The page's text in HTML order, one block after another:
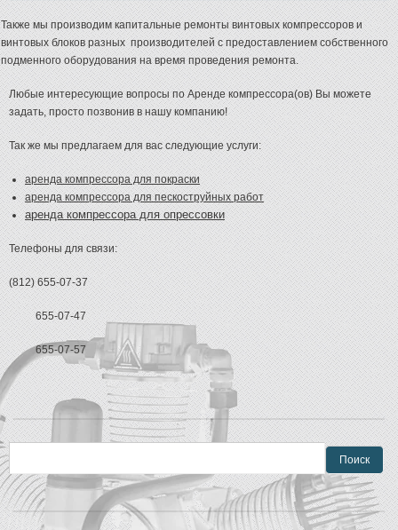
Также мы производим капитальные ремонты винтовых компрессоров и
винтовых блоков разных производителей с предоставлением собственного
подменного оборудования на время проведения ремонта.
Любые интересующие вопросы по Аренде компрессора(ов) Вы можете
задать, просто позвонив в нашу компанию!
Так же мы предлагаем для вас следующие услуги:
аренда компрессора для покраски
аренда компрессора для пескоструйных работ
арендакомпрессора для опрессовки
Телефоны для связи:
(812) 655-07-37
655-07-47
655-07-57